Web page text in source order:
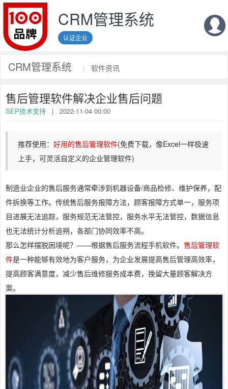
CRM管理系统
认证企业
CRM管理系统 | 软件资讯
售后管理软件解决企业售后问题
SEP技术支持 | 2022-11-04 00:00
推荐使用： 好用的售后管理软件(免费下载，像Excel一样极速
上手，可灵活自定义的企业管理软件)
制造业企业的售后服务通常牵涉到机器设备/商品检修、维护保养，配
件拆换等工作。传统售后服务报障方法，顾客报障方式单一，服务项
目进展无法追踪，服务规范无法管控，服务水平无法管控，数据信息
也无法统计分析追朔，各部门协同效率不高。
那么怎样摆脱困境呢？——根据售后服务流程手机软件。 售后管理软
件是一种能够有效地为客户服务，为企业发展提高售后管理高效率，
提高顾客满意度，减少售后维修服务成本费，挽留大量顾客解决方
案。